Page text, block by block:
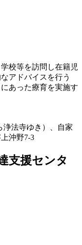
校等を訪問し在籍児
アドバイスを行う
あった療育を実施す
浄法寺ゆき）、自家
沖野7-3
支援センタ